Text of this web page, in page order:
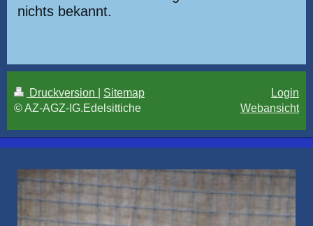
nichts bekannt.
Druckversion
Sitemap
© AZ-AGZ-IG.Edelsittiche
Login
Webansicht